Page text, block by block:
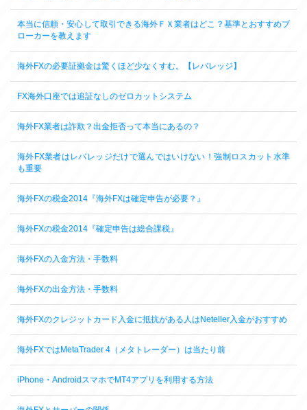
本当に信頼・安心して取引できる海外ＦＸ業者はどこ？基準とおすすめブ
ローカーを教えます
海外FXの必要証拠金は驚くほど少なくすむ。【レバレッジ】
FX海外口座では追証なしのゼロカットシステム
海外FX業者は詐欺？出金拒否って本当にあるの？
海外FX業者はレバレッジだけで選んではいけない！強制ロスカット水準
も重要
海外FXの税金2014『海外FXは確定申告が必要？』
海外FXの税金2014『確定申告は総合課税』
海外FXの入金方法・手数料
海外FXの出金方法・手数料
海外FXのクレジットカード入金に抵抗がある人はNeteller入金がおすすめ
海外FXではMetaTrader 4（メタトレーダー）は当たり前
iPhone・AndroidスマホでMT4アプリを利用する方法